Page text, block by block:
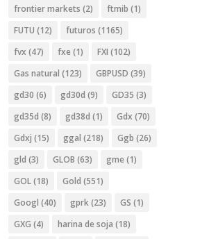
frontier markets (2) ftmib (1)
FUTU (12) futuros (1165)
fvx (47) fxe (1) FXI (102)
Gas natural (123) GBPUSD (39)
gd30 (6) gd30d (9) GD35 (3)
gd35d (8) gd38d (1) Gdx (70)
Gdxj (15) ggal (218) Ggb (26)
gld (3) GLOB (63) gme (1)
GOL(18) Gold (551)
Googl (40) gprk(23) GS (1)
GXG (4) harina de soja (18)